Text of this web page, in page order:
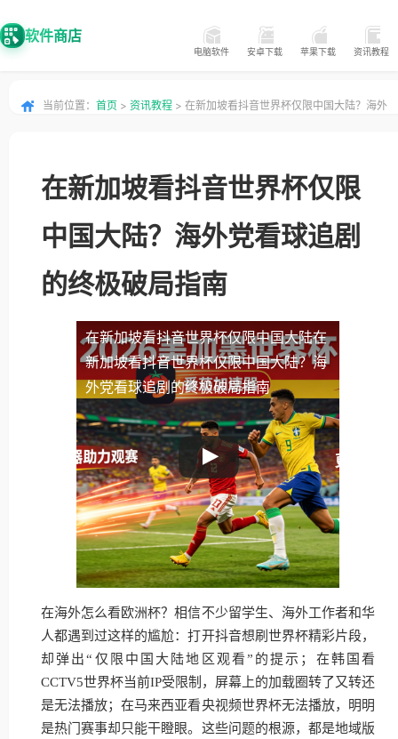
软件商店
电脑软件 安卓下载 苹果下载 资讯教程
当前位置： 首页 > 资讯教程 > 在新加坡看抖音世界杯仅限中国大陆？海外
在新加坡看抖音世界杯仅限
中国大陆？海外党看球追剧
的终极破局指南
在新加坡看抖音世界杯仅限中国大陆在
新加坡看抖音世界杯仅限中国大陆？海
外党看球追剧的终极破局指南
在海外怎么看欧洲杯？相信不少留学生、海外工作者和华
人都遇到过这样的尴尬：打开抖音想刷世界杯精彩片段，
却弹出“仅限中国大陆地区观看”的提示；在韩国看
CCTV5世界杯当前IP受限制，屏幕上的加载圈转了又转还
是无法播放；在马来西亚看央视频世界杯无法播放，明明
是热门赛事却只能干瞪眼。这些问题的根源，都是地域版